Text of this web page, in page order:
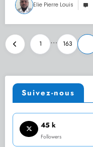
Elie Pierre Louis
Pagination
des
publications
1 … 163
Suivez-nous
45 k
Followers